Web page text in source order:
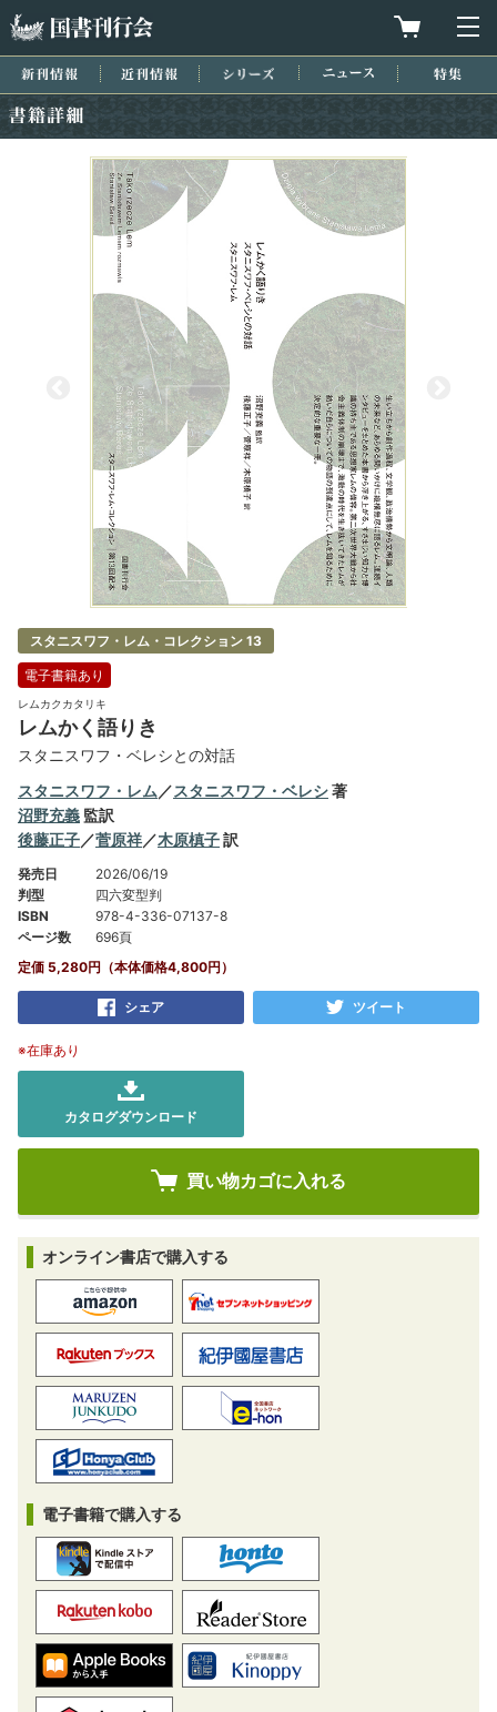
買物カゴを
新刊情報 近刊情報 シリーズ ニュース
スタニスワフ・レム・コレクション 13
電子書籍あり
レムカクカタリキ
レムかく語りき
スタニスワフ・ベレシとの対話
スタニスワフ・レム／スタニスワフ・ベレシ著
沼野充義 監訳
後藤正子／菅原祥／木原槙子訳
発売日
2026/06/19
判型
四六変型判
ISBN
978-4-336-07137-8
ページ数
696頁
定価 5,280円（本体価格4,800円）
シェア ツイート
※在庫あり
カタログダウンロード
オンライン書店で購入する
電子書籍で購入する